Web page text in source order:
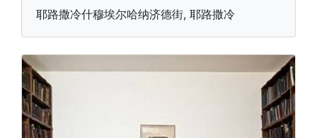
耶路撒冷什穆埃尔哈纳济德街, 耶路撒冷